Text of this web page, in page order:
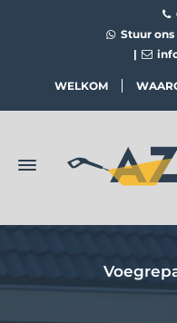
Stuur
|
WELKOM